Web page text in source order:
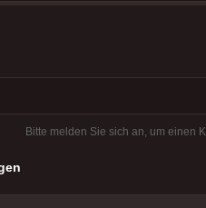
Bitte melden Sie sich an, um einen